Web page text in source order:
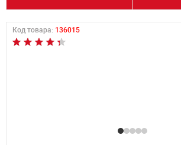
Код товара: 136015